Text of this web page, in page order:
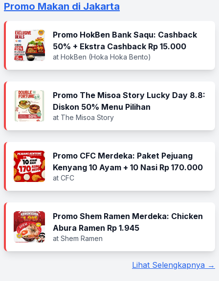
Promo Makan di Jakarta
Promo HokBen Bank Saqu: Cashback
50% + Ekstra Cashback Rp 15.000
at HokBen (Hoka Hoka Bento)
Promo The Misoa Story Lucky Day 8.8:
Diskon 50% Menu Pilihan
at The Misoa Story
Promo CFC Merdeka: Paket Pejuang
Kenyang 10 Ayam + 10 Nasi Rp 170.000
at CFC
Promo Shem Ramen Merdeka: Chicken
Abura Ramen Rp 1.945
at Shem Ramen
Lihat Selengkapnya →